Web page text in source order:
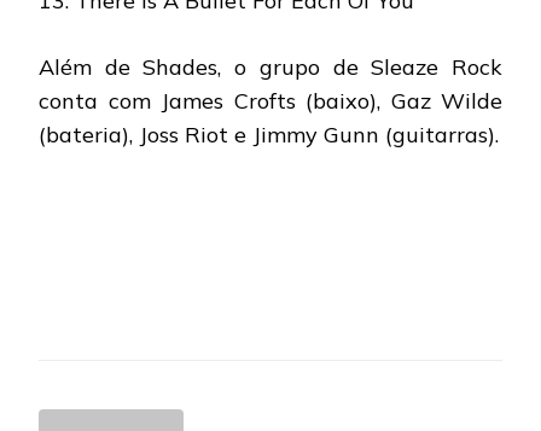
Além de Shades, o grupo de Sleaze Rock
conta com James Crofts (baixo), Gaz Wilde
(bateria), Joss Riot e Jimmy Gunn (guitarras).